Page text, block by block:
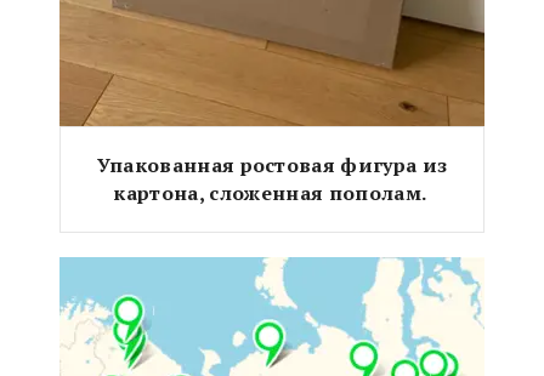
Упакованная ростовая фигура из
картона, сложенная пополам.